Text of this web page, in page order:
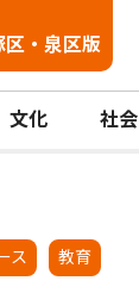
区・泉区版
文化 社会
ス 教育